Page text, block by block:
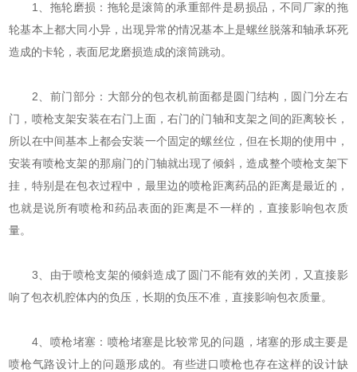
1、拖轮磨损：拖轮是滚筒的承重部件是易损品，不同厂家的拖
轮基本上都大同小异，出现异常的情况基本上是螺丝脱落和轴承坏死
造成的卡轮，表面尼龙磨损造成的滚筒跳动。
2、前门部分：大部分的包衣机前面都是圆门结构，圆门分左右
门，喷枪支架安装在右门上面，右门的门轴和支架之间的距离较长，
所以在中间基本上都会安装一个固定的螺丝位，但在长期的使用中，
安装有喷枪支架的那扇门的门轴就出现了倾斜，造成整个喷枪支架下
挂，特别是在包衣过程中，最里边的喷枪距离药品的距离是最近的，
也就是说所有喷枪和药品表面的距离是不一样的，直接影响包衣质
量。
3、由于喷枪支架的倾斜造成了圆门不能有效的关闭，又直接影
响了包衣机腔体内的负压，长期的负压不准，直接影响包衣质量。
4、喷枪堵塞：喷枪堵塞是比较常见的问题，堵塞的形成主要是
喷枪气路设计上的问题形成的。有些进口喷枪也存在这样的设计缺